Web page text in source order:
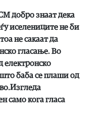
добро знаат дека
иселениците не би
не сакаат да
гласање. Во
баба се плаши од
само кога гласа